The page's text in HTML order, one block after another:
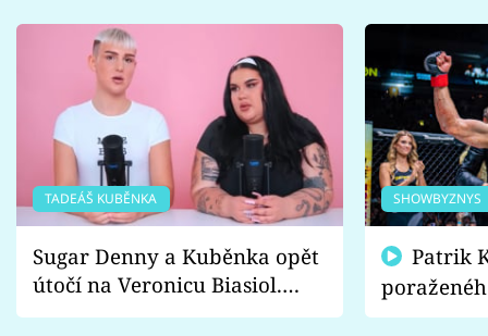
TADEÁŠ KUBĚNKA
Sugar Denny a Kuběnka opět
útočí na Veronicu Biasiol.
Proč je podle nich falešná a
SHOWBYZNYS
fanoušci